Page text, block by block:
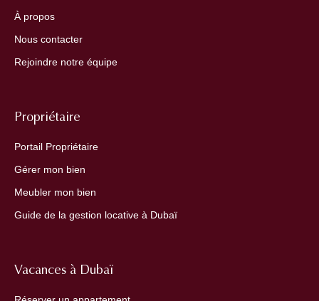
À propos
Nous contacter
Rejoindre notre équipe
Propriétaire
Portail Propriétaire
Gérer mon bien
Meubler mon bien
Guide de la gestion locative à Dubaï
Vacances à Dubaï